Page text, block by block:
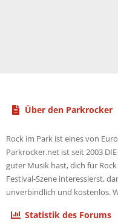
Über den Parkrocker
Rock im Park ist eines von
Parkrocker.net ist seit 2003
guter Musik hast, dich für
Festival-Szene interessierst,
unverbindlich und kostenlos.
Statistik des Forums